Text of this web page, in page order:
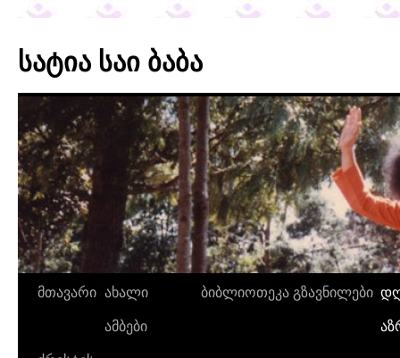
სატია საი ბაბა
მთავარი ახალი
ამბები
ბიბლიოთეკა გზავნილები